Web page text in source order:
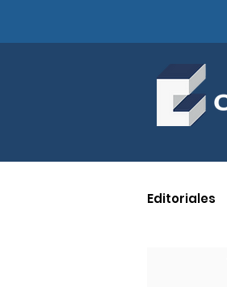
Editoriales